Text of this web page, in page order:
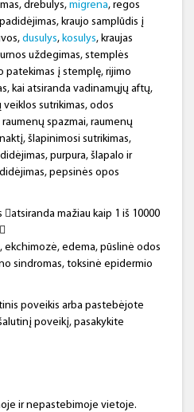
drebulys, migrena, regos
kraujo samplūdis į
dusulys, kosulys, kraujas
uždegimas, stemplės
patekimas į stemplę, rijimo
kai atsiranda vadinamųjų aftų,
sutrikimas, odos
spazmai, raumenų
šlapinimosi sutrikimas,
purpura, šlapalo ir
pepsinės opos
mažiau kaip 1 iš 10000
edema, pūslinė odos
sindromas, toksinė epidermio
poveikis arba pastebėjote
poveikį, pasakykite
ir nepastebimoje vietoje.